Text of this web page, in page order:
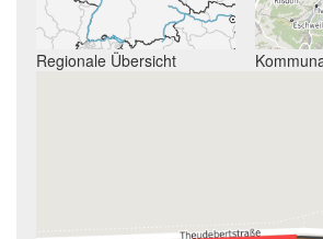
Regionale Übersicht